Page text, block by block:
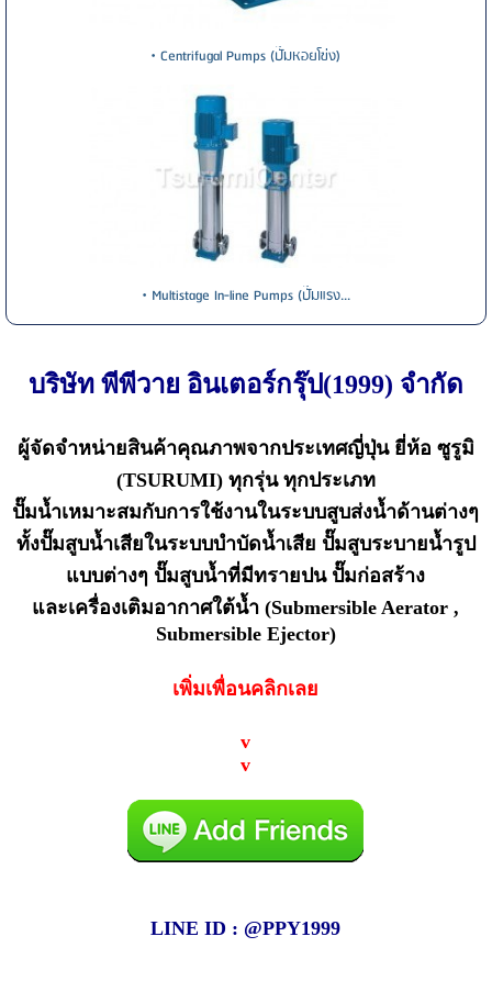
• Centrifugal Pumps (ปั๊มหอยโข่ง)
• Multistage In-line Pumps (ปั๊มแรง...
บริษัท พีพีวาย อินเตอร์กรุ๊ป(1999) จำกัด
ผู้จัดจำหน่ายสินค้าคุณภาพจากประเทศญี่ปุ่น ยี่ห้อ ซูรูมิ
(TSURUMI)ทุกรุ่น ทุกประเภท
ปั๊มน้ำเหมาะสมกับการใช้งานในระบบสูบส่งน้ำด้านต่างๆ
ทั้งปั๊มสูบน้ำเสียในระบบบำบัดน้ำเสีย ปั๊มสูบระบายน้ำรูป
แบบต่างๆ ปั๊มสูบน้ำที่มีทรายปน ปั๊มก่อสร้าง
และเครื่องเติมอากาศใต้น้ำ (Submersible Aerator ,
Submersible Ejector)
เพิ่มเพื่อนคลิกเลย
v
v
LINE ID : @PPY1999